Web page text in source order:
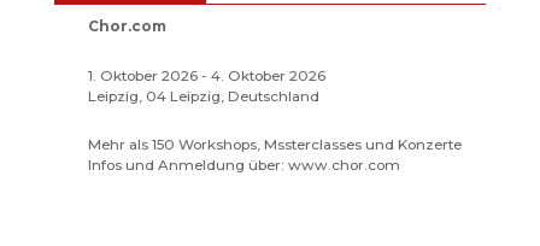
Chor.com
1. Oktober 2026- 4. Oktober 2026
Leipzig, 04 Leipzig, Deutschland
Mehr als 150 Workshops, Mssterclasses und Konzerte
Infos und Anmeldung über: www.chor.com